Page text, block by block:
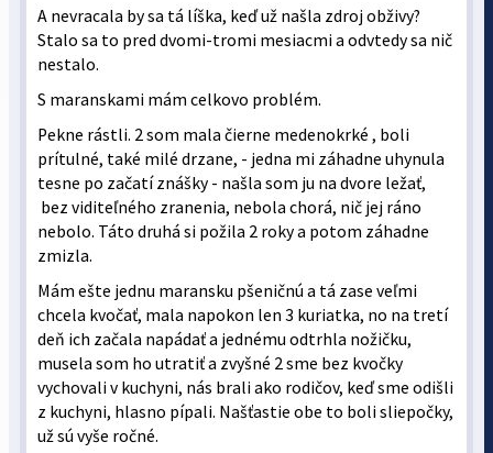
A nevracala by sa tá líška, keď už našla zdroj obživy?
Stalo sa to pred dvomi-tromi mesiacmi a odvtedy sa nič
nestalo.
S maranskami mám celkovo problém.
Pekne rástli. 2 som mala čierne medenokrké , boli
prítulné, také milé drzane, - jedna mi záhadne uhynula
tesne po začatí znášky - našla som ju na dvore ležať,
bez viditeľného zranenia, nebola chorá, nič jej ráno
nebolo. Táto druhá si požila 2 roky a potom záhadne
zmizla.
Mám ešte jednu maransku pšeničnú a tá zase veľmi
chcela kvočať, mala napokon len 3 kuriatka, no na tretí
deň ich začala napádať a jednému odtrhla nožičku,
musela som ho utratiť a zvyšné 2 sme bez kvočky
vychovali v kuchyni, nás brali ako rodičov, keď sme odišli
z kuchyni, hlasno pípali. Našťastie obe to boli sliepočky,
už sú vyše ročné.